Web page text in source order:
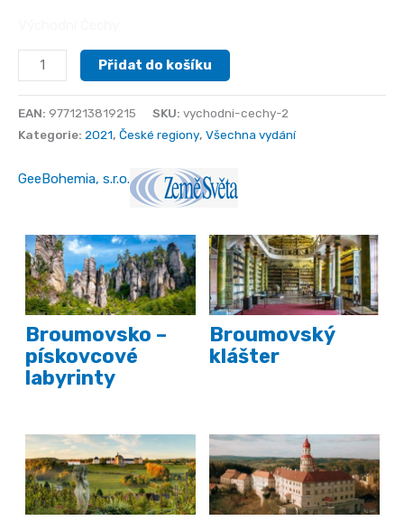
Východní
Čechy
Přidat do košíku
EAN: 9771213819215 SKU: vychodni-cechy-2
Kategorie: 2021, České regiony, Všechna vydání
GeeBohemia, s.r.o.
Broumovsko –
pískovcové
labyrinty
Broumovský
klášter